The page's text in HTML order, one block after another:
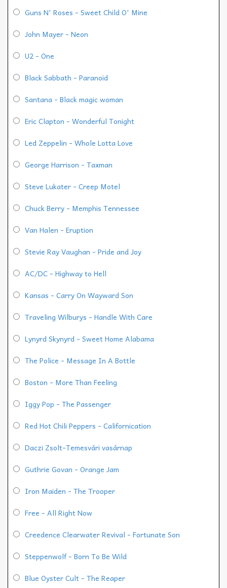
Guns N' Roses - Sweet Child O' Mine
John Mayer - Neon
U2 - One
Black Sabbath - Paranoid
Santana - Black magic woman
Eric Clapton - Wonderful Tonight
Led Zeppelin - Whole Lotta Love
George Harrison - Taxman
Steve Lukater - Creep Motel
Chuck Berry - Memphis Tennessee
Van Halen - Eruption
Stevie Ray Vaughan - Pride and Joy
AC/DC - Highway to Hell
Kansas - Carry On Wayward Son
Traveling Wilburys - Handle With Care
Lynyrd Skynyrd - Sweet Home Alabama
The Police - Message In A Bottle
Boston - More Than Feeling
Iggy Pop - The Passenger
Red Hot Chili Peppers - Californication
Daczi Zsolt-Temesvári vasárnap
Guthrie Govan - Orange Jam
Iron Maiden - The Trooper
Free - All Right Now
Creedence Clearwater Revival - Fortunate Son
Steppenwolf - Born To Be Wild
Blue Oyster Cult - The Reaper